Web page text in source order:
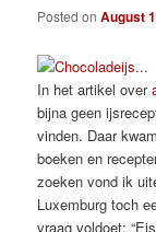
Posted onAugust
In het artikel over
bijna geen
vinden. Daar
boeken en
zoeken vond ik
Luxemburg toch
vraag voldoet: